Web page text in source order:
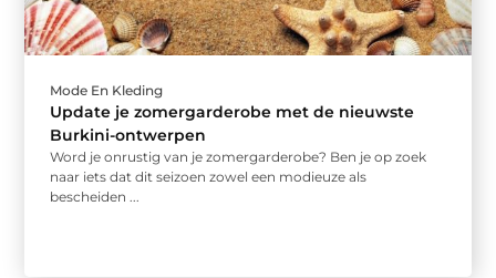
Mode En Kleding
Update je zomergarderobe met de nieuwste
Burkini-ontwerpen
Word je onrustig van je zomergarderobe? Ben je op zoek
naar iets dat dit seizoen zowel een modieuze als
bescheiden ...